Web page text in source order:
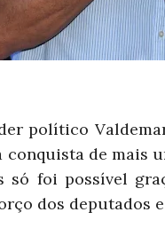
político
de mais
só foi possível
dos deputados